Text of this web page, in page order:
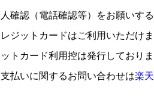
確認（電話確認等）をお願いする
ジットカードはご利用いただけま
トカード利用控は発行しておりま
払いに関するお問い合わせは楽天